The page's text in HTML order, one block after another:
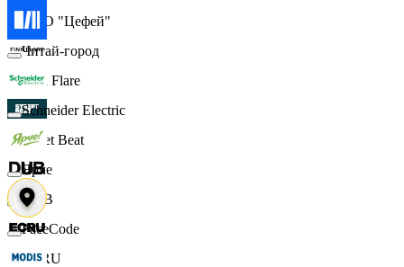
ООО "Цефей"
Finn Flare
Street Beat
DUB
ECRU
Читай-город
Schneider Electric
Ярче
FaceCode